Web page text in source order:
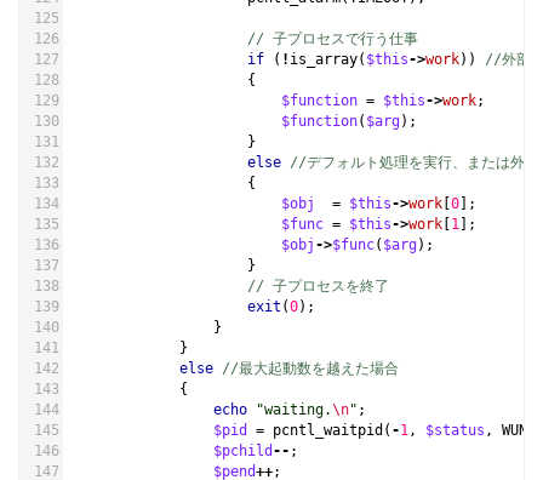
// 子プロセスで行う仕事
if
( ! is_array( $this->work))
//外部ク
{
$function = $this->work;
$function( $arg);
}
else //デフォルト処理を実行、または
{
$obj
= $this->work 0 ];
$func = $this->work 1 ];
$obj ->$func( $arg);
}
// 子プロセスを終了
exit (0);
}
}
else //最大起動数を越えた場合
{
echo
"waiting.\n" ;
$pid
= pcntl_waitpid ( -1, $status ,
$pchild -- ;
$pend++;